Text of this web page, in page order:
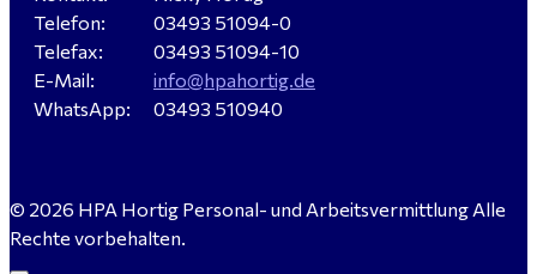
Verkäufer / Fachberater (m/w/d) - Baustoffe Fliesen -
für Dessau-Roßlau gesucht
gesucht - ab 4.500,00 €
Telefon:
Telefax:
E-Mail:
WhatsApp:
03493 51094-0
03493 51094-10
info@hpahortig.de
03493 510940
© 2026 HPA Hortig Personal- und Arbeitsvermittlung Alle
Rechte vorbehalten.